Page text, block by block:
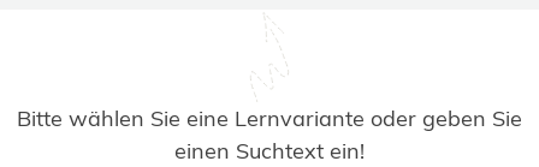
Bitte wählen Sie eine Lernvariante oder geben Sie
einen Suchtext ein!